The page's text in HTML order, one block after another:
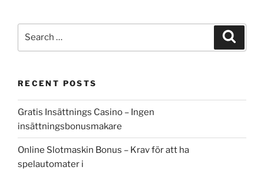
RECENT POSTS
Gratis Insättnings Casino – Ingen
insättningsbonusmakare
Online Slotmaskin Bonus – Krav för att ha
spelautomater i